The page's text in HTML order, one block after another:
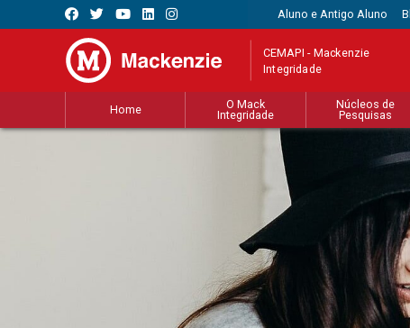
Aluno e Antigo Aluno
CEMAPI - Mackenzie
Integridade
Home
O Mack
Integridade
Núcleos de
Pesquisas